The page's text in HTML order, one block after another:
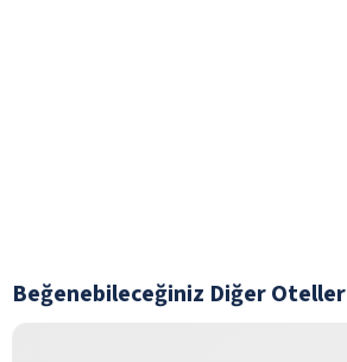
Beğenebileceğiniz Diğer Oteller